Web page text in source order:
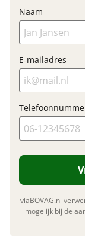
BTW/marge
Garanties
BOVAG Garantie
Fabrieksgarantie
Naam
E-mailadres
viaBOVAG.nl
mogelijk bij de